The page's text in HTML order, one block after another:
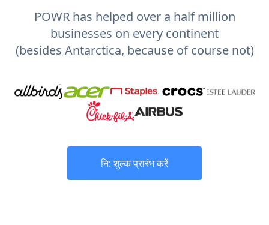
POWR has helped over a half million
businesses on every continent
(besides Antarctica, because of course not)
नि: शुल्क प्रारंभ करें